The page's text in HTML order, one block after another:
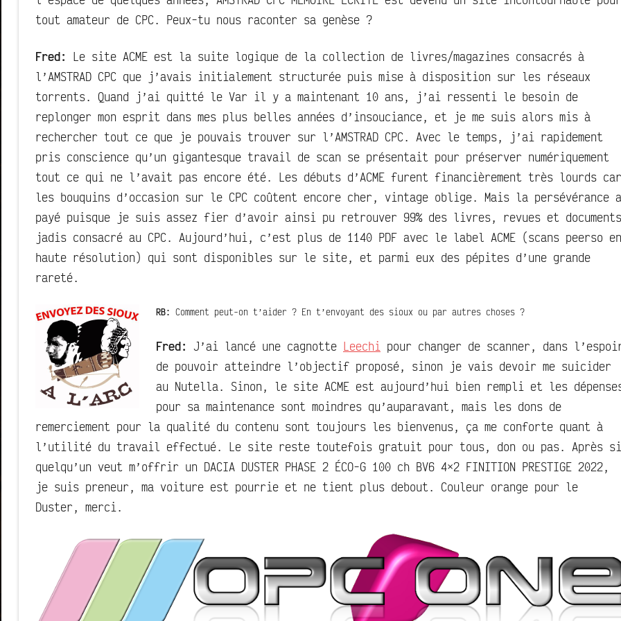
tout amateur de CPC. Peux-tu nous raconter sa genèse ?
Fred:
Le site ACME est la suite logique de la collection de livres/magazines consacrés à
l’AMSTRAD CPC que j’avais initialement structurée puis mise à disposition sur les réseaux
torrents. Quand j’ai quitté le Var il y a maintenant 10 ans, j’ai ressenti le besoin de
replonger mon esprit dans mes plus belles années d’insouciance, et je me suis alors mis à
rechercher tout ce que je pouvais trouver sur l’AMSTRAD CPC. Avec le temps, j’ai rapidement
pris conscience qu’un gigantesque travail de scan se présentait pour préserver numériquement
tout ce qui ne l’avait pas encore été. Les débuts d’ACME furent financièrement très lourds car
les bouquins d’occasion sur le CPC coûtent encore cher, vintage oblige. Mais la persévérance a
payé puisque je suis assez fier d’avoir ainsi pu retrouver 99% des livres, revues et documents
jadis consacré au CPC. Aujourd’hui, c’est plus de 1140 PDF avec le label ACME (scans peerso en
haute résolution) qui sont disponibles sur le site, et parmi eux des pépites d’une grande
rareté.
RB: Comment peut-on t’aider ? En t’envoyant des sioux ou par autres choses ?
Fred: J’ai lancé une cagnotte Leechi
pour changer de scanner, dans
de pouvoir atteindre l’objectif proposé, sinon je vais devoir me suicider
au Nutella. Sinon, le site ACME est aujourd’hui bien rempli et les
pour sa maintenance sont moindres qu’auparavant, mais les dons de
remerciement pour la qualité du contenu sont toujours les bienvenus, ça me conforte quant à
l’utilité du travail effectué. Le site reste toutefois gratuit pour tous, don ou pas. Après si
quelqu’un veut m’offrir un DACIA DUSTER PHASE 2 ÉCO-G 100 ch BV6 4×2 FINITION PRESTIGE 2022,
je suis preneur, ma voiture est pourrie et ne tient plus debout. Couleur orange pour le
Duster, merci.